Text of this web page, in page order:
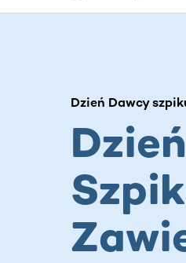
Dzień Dawcy